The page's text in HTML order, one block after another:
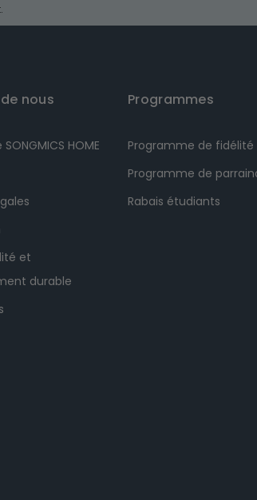
nous
HOME
et
durable
Programmes
Programme de fidélité
Programme de
Rabais étudiants